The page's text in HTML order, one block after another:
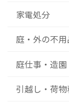
家電処分
庭・外の不用
庭仕事・造園
引越し・荷物